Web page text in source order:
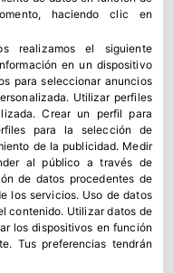
haciendo clic en
realizamos el siguiente
en un dispositivo
para seleccionar anuncios
. Utilizar perfiles
.Crear un perfil para
para la selección de
de la publicidad. Medir
al público a través de
de datos procedentes de
los servicios. Uso de datos
contenido. Utilizar datos de
los dispositivos en función
. Tus preferencias tendrán